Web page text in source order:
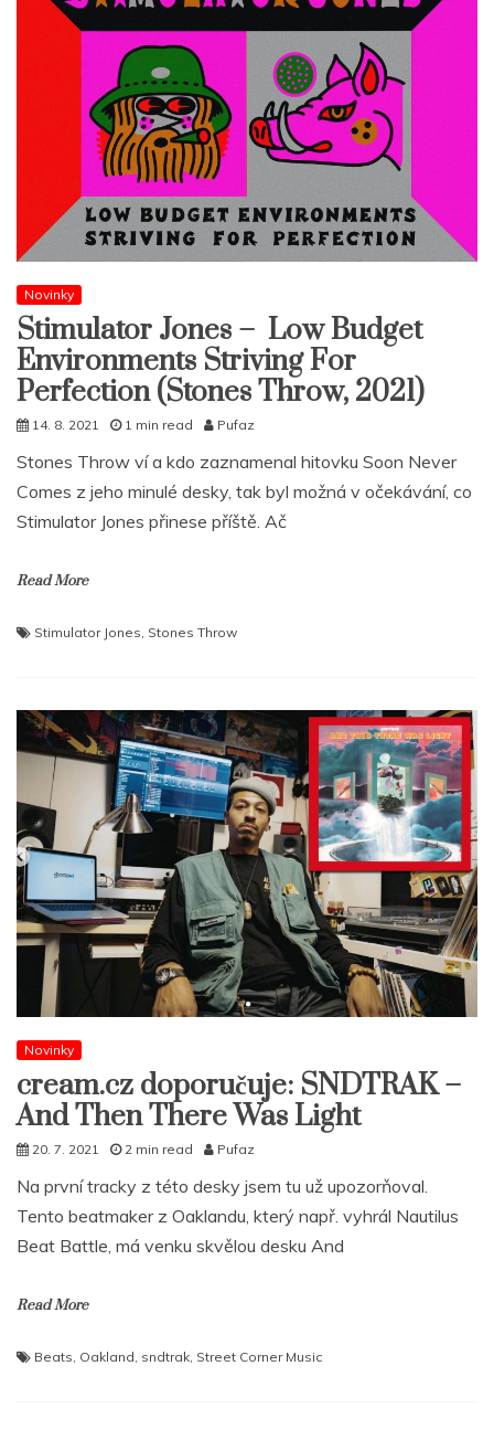
Novinky
Stimulator Jones – Low Budget
Environments Striving For
Perfection (Stones Throw, 2021)
14. 8. 2021 1 min read Pufaz
Stones Throw ví a kdo zaznamenal hitovku Soon Never
Comes z jeho minulé desky, tak byl možná v očekávání, co
Stimulator Jones přinese příště. Ač
Read More
Stimulator Jones Stones Throw
Novinky
cream.cz doporučuje: SNDTRAK –
And Then There Was Light
20. 7. 2021 2 min read Pufaz
Na první tracky z této desky jsem tu už upozorňoval.
Tento beatmaker z Oaklandu, který např. vyhrál Nautilus
Beat Battle, má venku skvělou desku And
Read More
Beats, Oakland, sndtrak, Street Corner Music